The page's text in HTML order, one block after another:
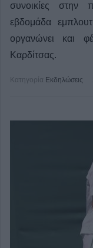
συνοικίες στην
εβδομάδα
οργανώνει και
Καρδίτσας.
Κατηγορία Εκδηλώσεις